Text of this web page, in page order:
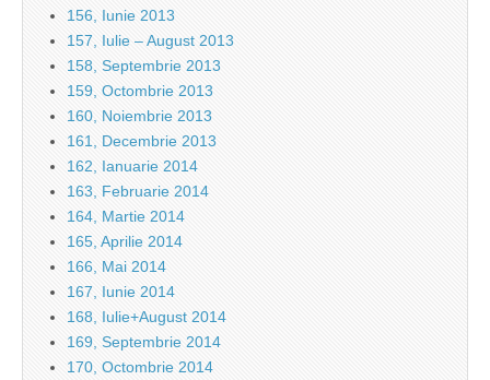
156, Iunie 2013
157, Iulie – August 2013
158, Septembrie 2013
159, Octombrie 2013
160, Noiembrie 2013
161, Decembrie 2013
162, Ianuarie 2014
163, Februarie 2014
164, Martie 2014
165, Aprilie 2014
166, Mai 2014
167, Iunie 2014
168, Iulie+August 2014
169, Septembrie 2014
170, Octombrie 2014